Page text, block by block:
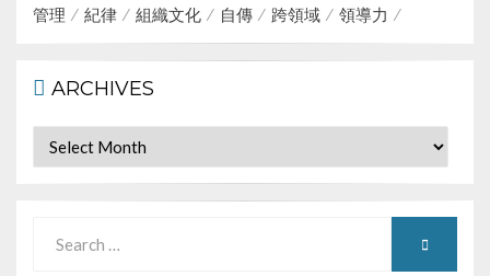
管理
紀律 組織文化 自傳 跨領域 領導力
ARCHIVES
Archives
for:
SEARCH